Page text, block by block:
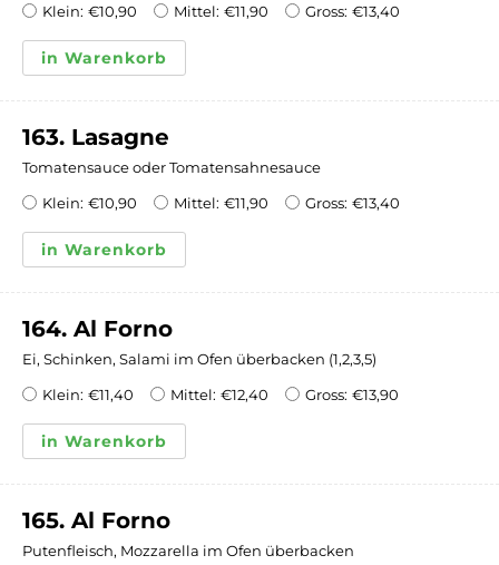
Klein: €10,90 Mittel: €11,90 Gross: €13,40
in Warenkorb
163. Lasagne
Tomatensauce oder Tomatensahnesauce
Klein: €10,90 Mittel: €11,90 Gross: €13,40
in Warenkorb
164. Al Forno
Ei, Schinken, Salami im Ofen überbacken (1,2,3,5)
Klein: €11,40 Mittel: €12,40 Gross: €13,90
in Warenkorb
165. Al Forno
Putenfleisch, Mozzarella im Ofen überbacken